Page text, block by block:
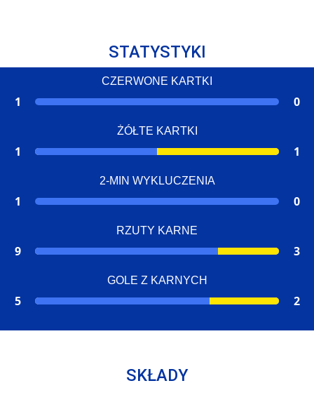
STATYSTYKI
CZERWONE KARTKI
1 0
ŻÓŁTE KARTKI
1 1
2-MIN WYKLUCZENIA
1 0
RZUTY KARNE
9 3
GOLE Z KARNYCH
5 2
SKŁADY